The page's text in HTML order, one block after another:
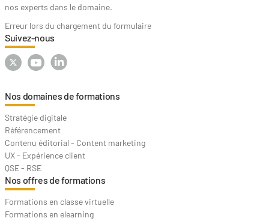
nos experts dans le domaine.
Erreur lors du chargement du formulaire
Suivez-nous
Nos domaines de formations
Stratégie digitale
Référencement
Contenu éditorial - Content marketing
UX - Expérience client
QSE - RSE
Nos offres de formations
Formations en classe virtuelle
Formations en elearning